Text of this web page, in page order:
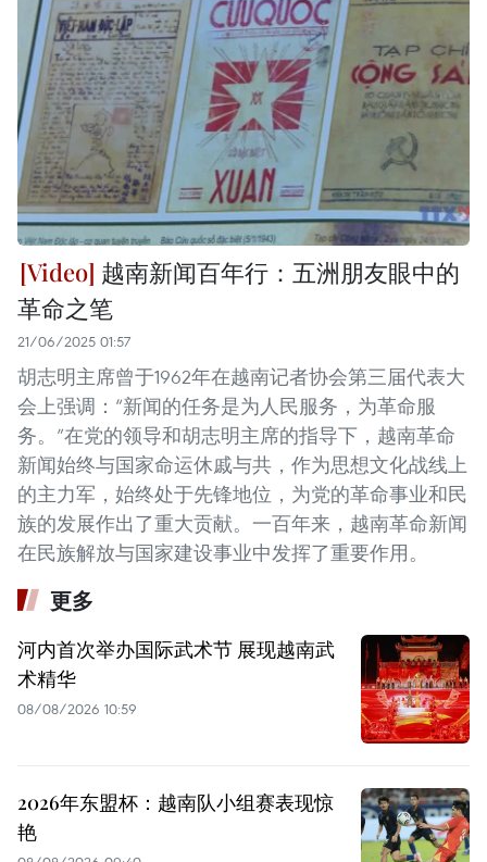
越南新闻百年行：五洲朋友眼中的
革命之笔
21/06/2025 01:57
胡志明主席曾于1962年在越南记者协会第三届代表大
会上强调：“新闻的任务是为人民服务，为革命服
务。”在党的领导和胡志明主席的指导下，越南革命
新闻始终与国家命运休戚与共，作为思想文化战线上
的主力军，始终处于先锋地位，为党的革命事业和民
族的发展作出了重大贡献。一百年来，越南革命新闻
在民族解放与国家建设事业中发挥了重要作用。
更多
河内首次举办国际武术节 展现越南武
术精华
08/08/2026 10:59
2026年东盟杯：越南队小组赛表现惊
艳